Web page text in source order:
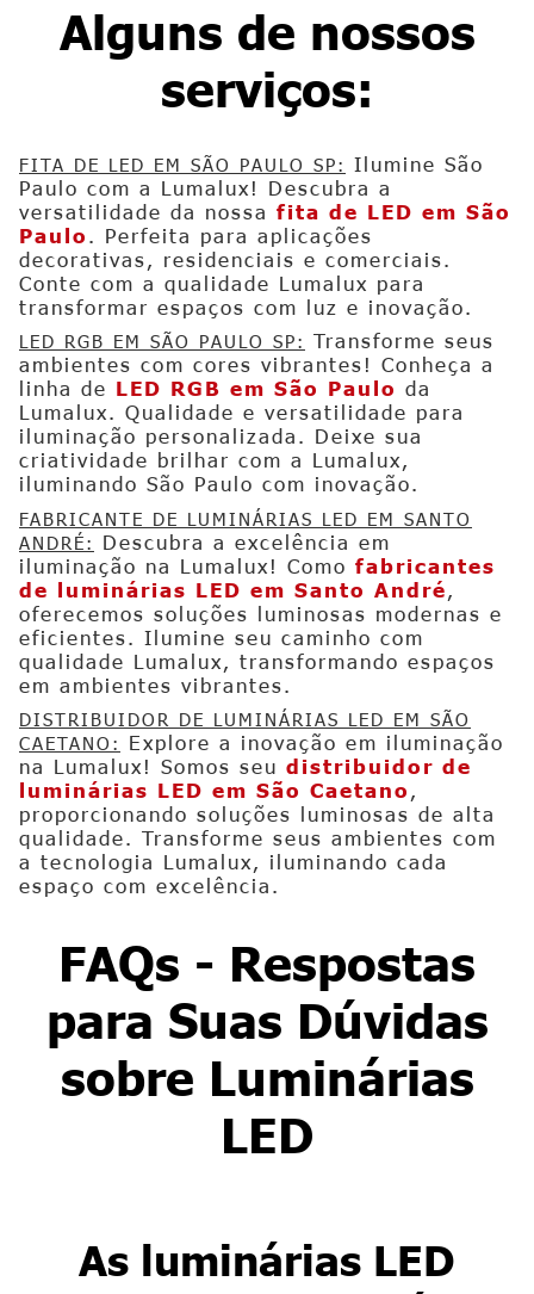
Alguns de nossos
serviços:
FITA DE LED EM SÃO PAULO SP: Ilumine São
Paulo com a Lumalux! Descubra a
versatilidade da nossa fita de LED em São
Paulo. Perfeita para aplicações
decorativas, residenciais e comerciais.
Conte com a qualidade Lumalux para
transformar espaços com luz e inovação.
LED RGB EM SÃO PAULO SP: Transforme seus
ambientes com cores vibrantes! Conheça a
linha de LED RGB em São Paulo da
Lumalux. Qualidade e versatilidade para
iluminação personalizada. Deixe sua
criatividade brilhar com a Lumalux,
iluminando São Paulo com inovação.
FABRICANTE DE LUMINÁRIAS LED EM SANTO
ANDRÉ:
Descubra a excelência em
iluminação na Lumalux! Como fabricantes
de luminárias LED em Santo André,
oferecemos soluções luminosas modernas e
eficientes. Ilumine seu caminho com
qualidade Lumalux, transformando espaços
em ambientes vibrantes.
DISTRIBUIDOR DE LUMINÁRIAS LED EM SÃO
CAETANO:
Explore a inovação em iluminação
na Lumalux! Somos seu distribuidor de
luminárias LED em São Caetano ,
proporcionando soluções luminosas de alta
qualidade. Transforme seus ambientes com
a tecnologia Lumalux, iluminando cada
espaço com excelência.
FAQs - Respostas
para Suas Dúvidas
sobre Luminárias
LED
As luminárias LED